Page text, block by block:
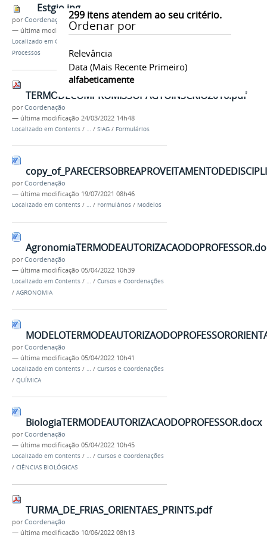
299itens atendem ao seu critério.
Ordenar por
Relevância
Data (mais Recente Primeiro)
alfabeticamente
Estgio.jpg
porCoordenação
— última modificação26/08/2021 10h13
Localizado em Contents
Processos
TERMODECOMPROMISSOPAGTOINSCRIO2016.pdf
porCoordenação
— última modificação 24/03/2022 14h48
Localizado em Contents / / SIAG / Formulários
porCoordenação
— última modificação 19/07/2021 08h46
Localizado em Contents / … / Formulários / Modelos
porCoordenação
— última modificação 05/04/2022 10h39
Localizado em Contents / … / Cursos e Coordenações
/ AGRONOMIA
porCoordenação
— última modificação 05/04/2022 10h41
Localizado em Contents / … / Cursos e Coordenações
/ QUÍMICA
BiologiaTERMODEAUTORIZACAODOPROFESSOR.docx
porCoordenação
— última modificação 05/04/2022 10h45
Localizado em Contents / … / Cursos e Coordenações
/ CIÊNCIAS BIOLÓGICAS
TURMA_DE_FRIAS_ORIENTAES_PRINTS.pdf
porCoordenação
— última modificação 10/06/2022 08h13